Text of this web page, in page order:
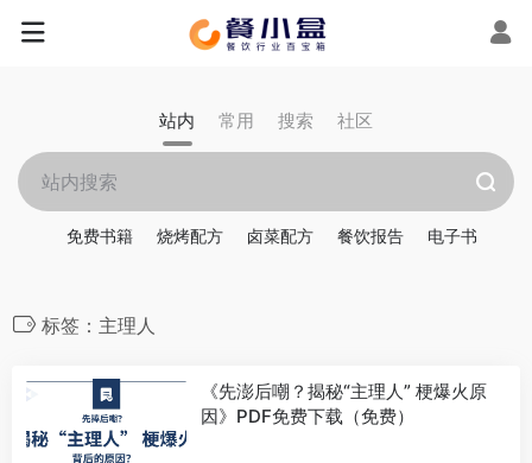
站内 常用 搜索 社区
免费书籍 烧烤配方 卤菜配方 餐饮报告 电子书
标签：主理人
《先澎后嘲？揭秘“主理人” 梗爆火原
因》PDF免费下载（免费）